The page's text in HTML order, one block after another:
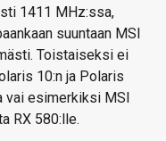
1411 MHz:ssa,
suuntaan MSI
Toistaiseksi ei
10:n ja Polaris
vai esimerkiksi MSI
RX 580:lle.